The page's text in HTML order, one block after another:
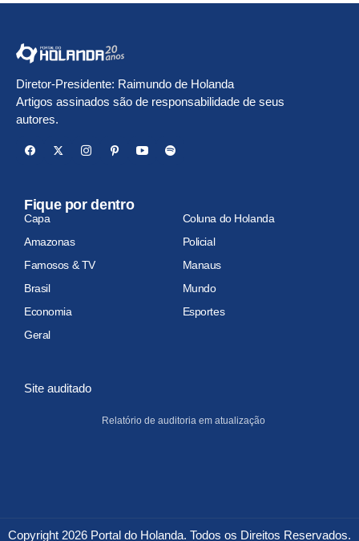
Diretor-Presidente: Raimundo de Holanda
Artigos assinados são de responsabilidade de seus
autores.
Fique por dentro
Capa
Coluna do Holanda
Amazonas
Policial
Famosos & TV
Manaus
Brasil
Mundo
Economia
Esportes
Geral
Site auditado
Relatório de auditoria em atualização
Copyright 2026 Portal do Holanda. Todos os Direitos Reservados.